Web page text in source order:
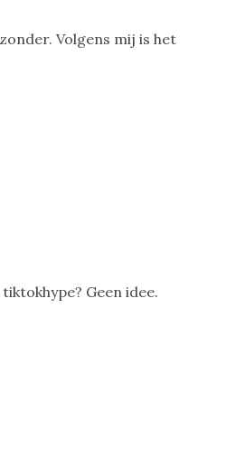
Volgens mij is het
Geen idee.